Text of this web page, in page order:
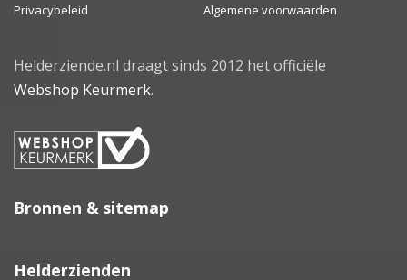
Privacybeleid
Algemene voorwaarden
Helderziende.nl draagt sinds 2012 het officiële
Webshop Keurmerk.
Bronnen & sitemap
Helderzienden